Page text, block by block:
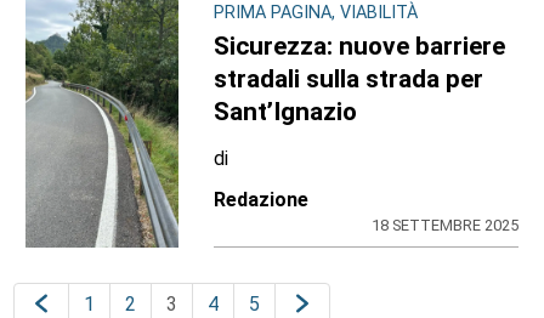
PRIMA PAGINA, VIABILITÀ
Sicurezza: nuove barriere
stradali sulla strada per
Sant’Ignazio
di
Redazione
18 SETTEMBRE 2025
1 2 3 4 5